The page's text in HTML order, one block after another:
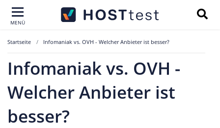
MENÜ
Startseite Infomaniak vs. OVH - Welcher Anbieter ist besser?
Infomaniak vs. OVH -
Welcher Anbieter ist
besser?